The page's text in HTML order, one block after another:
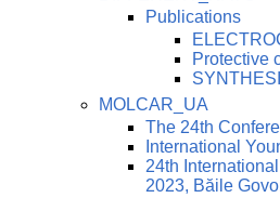
Publications
Protective
MOLCAR_UA
The 24th
International
24th
2023, Băile